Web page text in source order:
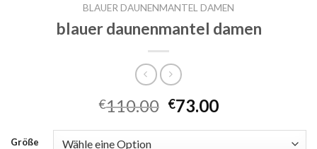
BLAUER DAUNENMANTEL DAMEN
blauer daunenmantel damen
€110.00 €73.00
Größe